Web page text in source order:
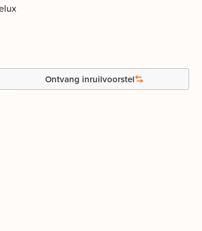
Ontvang inruilvoorstel